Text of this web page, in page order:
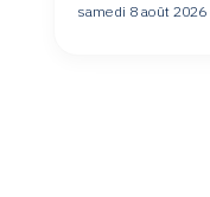
samedi 8 août 2026